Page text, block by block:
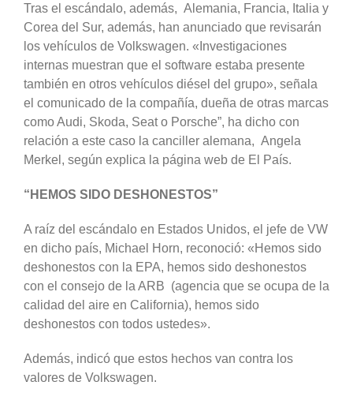
Tras el escándalo, además, Alemania, Francia, Italia y
Corea del Sur, además, han anunciado que revisarán
los vehículos de Volkswagen. «Investigaciones
internas muestran que el software estaba presente
también en otros vehículos diésel del grupo», señala
el comunicado de la compañía, dueña de otras marcas
como Audi, Skoda, Seat o Porsche”, ha dicho con
relación a este caso la canciller alemana, Angela
Merkel, según explica la página web de El País.
“HEMOS SIDO DESHONESTOS”
A raíz del escándalo en Estados Unidos, el jefe de VW
en dicho país, Michael Horn, reconoció: «Hemos sido
deshonestos con la EPA, hemos sido deshonestos
con el consejo de la ARB (agencia que se ocupa de la
calidad del aire en California), hemos sido
deshonestos con todos ustedes».
Además, indicó que estos hechos van contra los
valores de Volkswagen.